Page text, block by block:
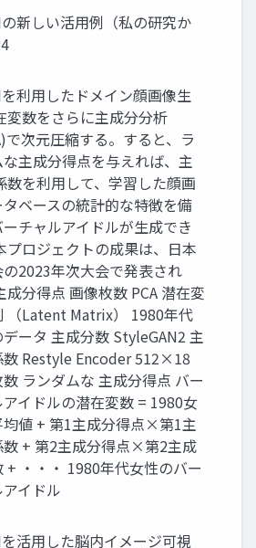
新しい活用例（私の研究か
利用したドメイン顔画像生
変数をさらに主成分分析
で次元圧縮する。すると、ラ
な主成分得点を与えれば、主
数を利用して、学習した顔画
ベースの統計的な特徴を備
ーチャルアイドルが生成でき
プロジェクトの成果は、日本
2023年次大会で発表され
成分得点 画像枚数 PCA 潜在変
（Latent Matrix） 1980年代
ータ 主成分数 StyleGAN2 主
数 Restyle Encoder 512×18
ランダムな 主成分得点 バー
イドルの潜在変数 = 1980女
均値 + 第1主成分得点×第1主
数 + 第2主成分得点×第2主成
+ ・・・ 1980年代女性のバー
イドル
活用した脳内イメージ可視